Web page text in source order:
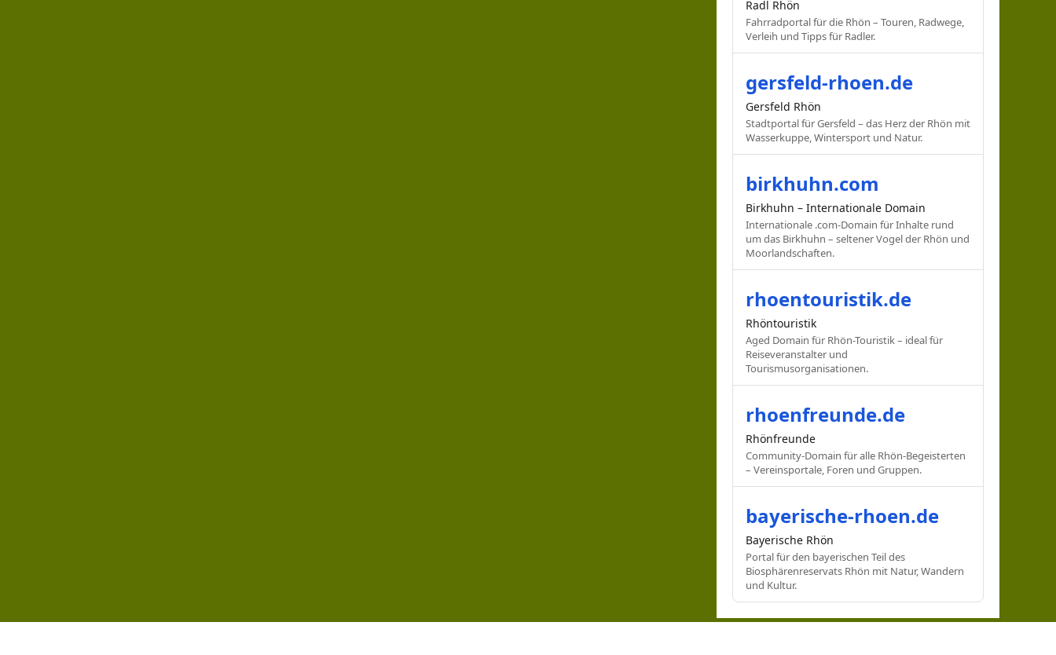
Radl Rhön
Fahrradportal für die Rhön – Touren, Radwege,
Verleih und Tipps für Radler.
gersfeld-rhoen.de
Gersfeld Rhön
Stadtportal für Gersfeld – das Herz der Rhön mit
Wasserkuppe, Wintersport und Natur.
birkhuhn.com
Birkhuhn – Internationale Domain
Internationale .com-Domain für Inhalte rund
um das Birkhuhn – seltener Vogel der Rhön und
Moorlandschaften.
rhoentouristik.de
Rhöntouristik
Aged Domain für Rhön-Touristik – ideal für
Reiseveranstalter und
Tourismusorganisationen.
rhoenfreunde.de
Rhönfreunde
Community-Domain für alle Rhön-Begeisterten
– Vereinsportale, Foren und Gruppen.
bayerische-rhoen.de
Bayerische Rhön
Portal für den bayerischen Teil des
Biosphärenreservats Rhön mit Natur, Wandern
und Kultur.